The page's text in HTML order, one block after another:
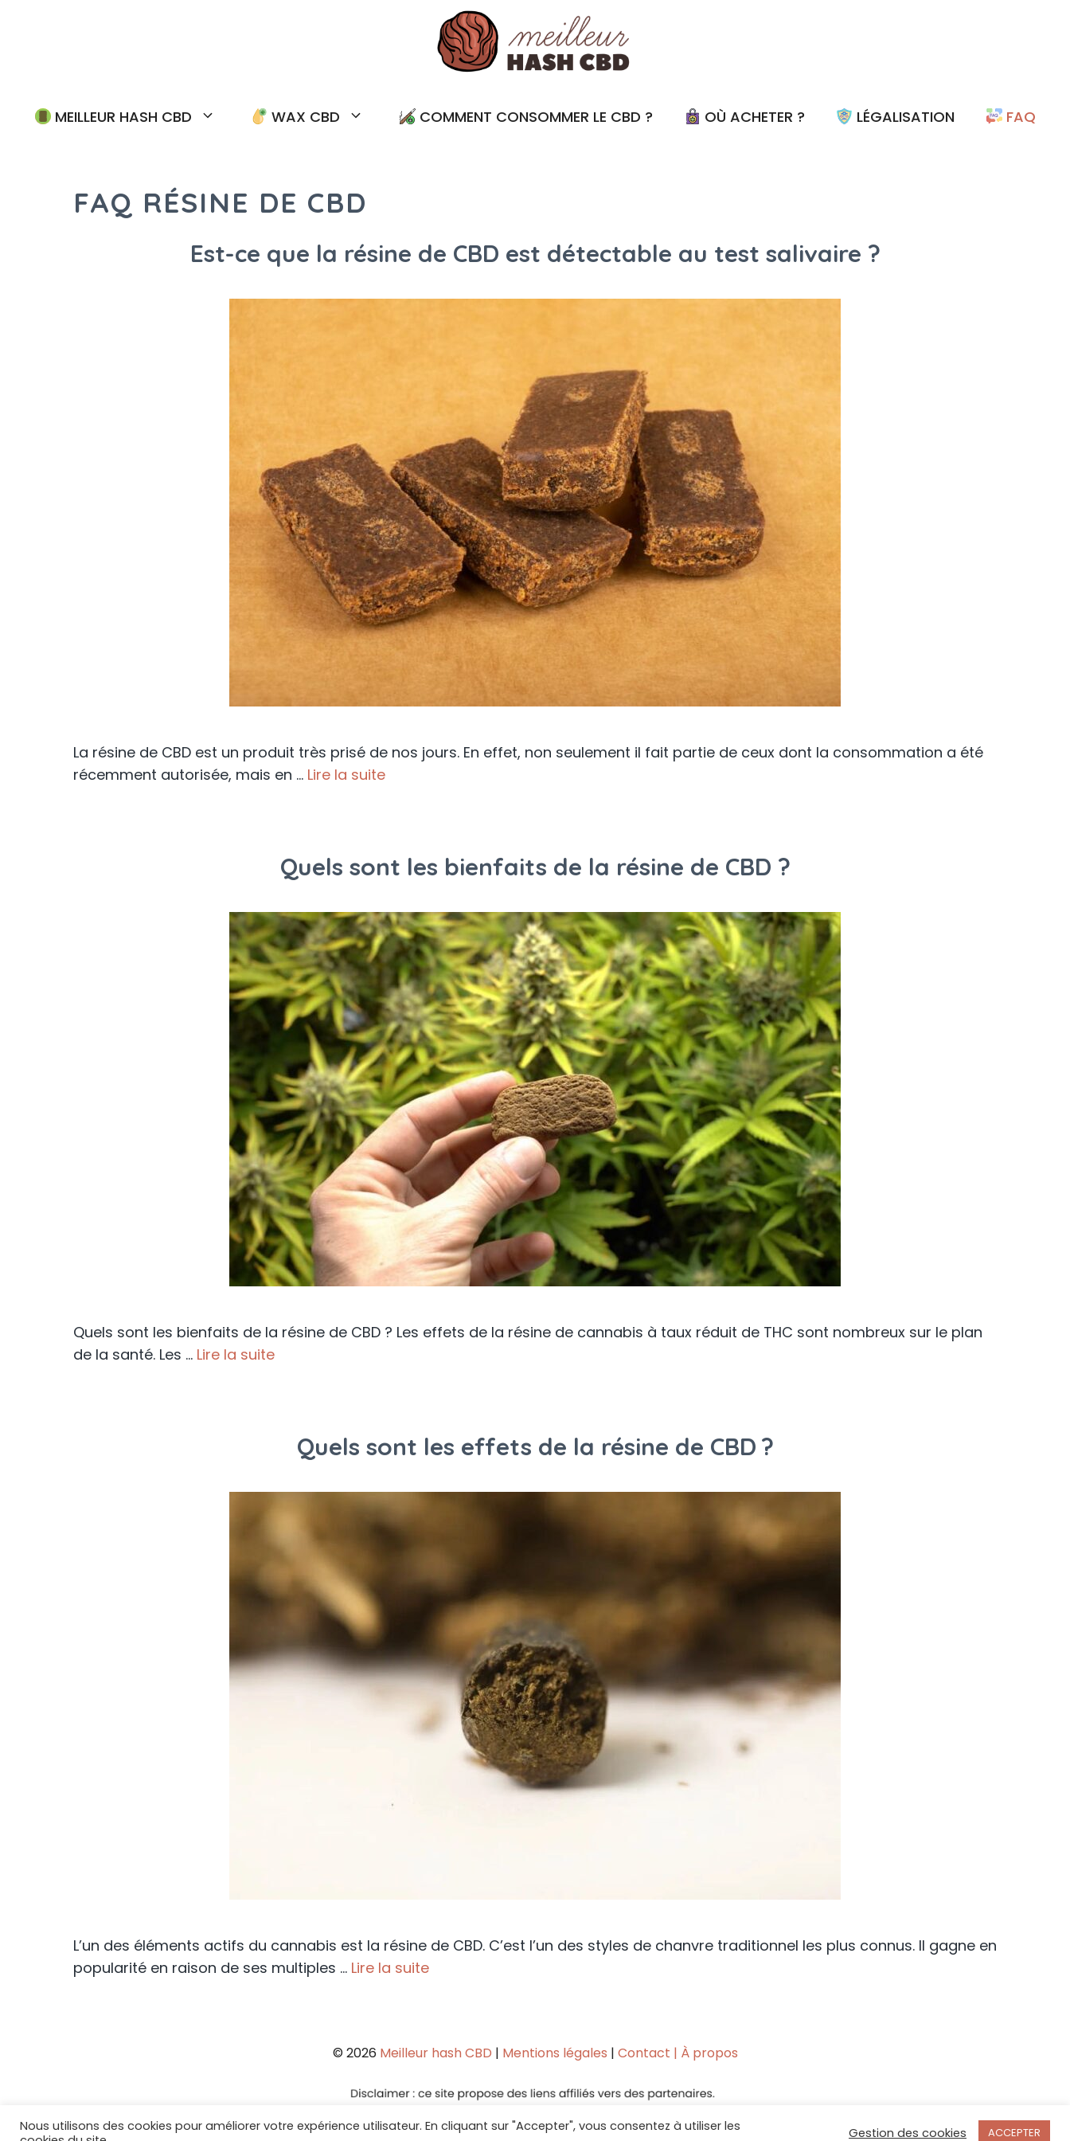
MEILLEUR HASH CBD WAX CBD COMMENT CONSOMMER LE CBD ? OÙ ACHETER ? LÉGALISATION FAQ
FAQ RÉSINE DE CBD
Est-ce que la résine de CBD est détectable au test salivaire ?
La résine de CBD est un produit très prisé de nos jours. En effet, non seulement il fait partie de ceux dont la consommation a été
récemment autorisée, mais en … Lire la suite
Quels sont les bienfaits de la résine de CBD ?
Quels sont les bienfaits de la résine de CBD ? Les effets de la résine de cannabis à taux réduit de THC sont nombreux sur le plan
de la santé. Les … Lire la suite
Quels sont les effets de la résine de CBD ?
L’un des éléments actifs du cannabis est la résine de CBD. C’est l’un des styles de chanvre traditionnel les plus connus. Il gagne en
popularité en raison de ses multiples … Lire la suite
© 2026 Meilleur hash CBD | Mentions légales | Contact | À propos
Nous utilisons des cookies pour améliorer votre expérience utilisateur. En cliquant sur "Accepter", vous consentez à utiliser les
Gestion des cookies ACCEPTER